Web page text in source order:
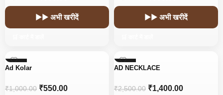
▶▶ अभी खरीदें ▶▶ अभी खरीदें
-45%
Ad Kolar
₹1,000.00 ₹550.00
-44%
AD NECKLACE
₹2,500.00 ₹1,400.00